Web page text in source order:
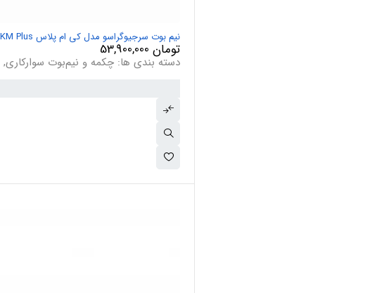
نیم بوت سرجیوگراسو مدل کی ام پلاس SERGIO GRASSO KM Plus
تومان
دسته بندی ها: چکمه و نیم‌بوت سوارکاری,